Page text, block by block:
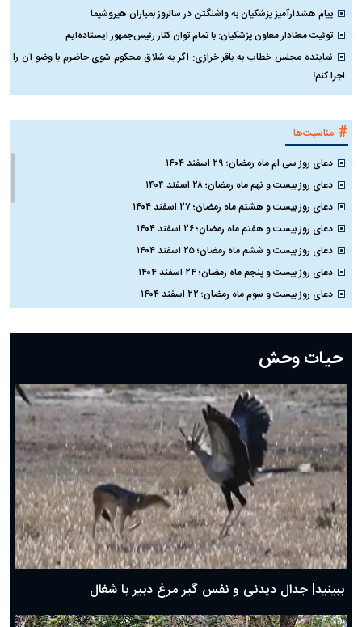
پیام هشدارآمیز پزشکیان به واشنگتن در سالروز بمباران هیروشیما
توئیت معنادار معاون پزشکیان: با تمام توان کنار رئیس‌جمهور ایستاده‌ایم
نماینده مجلس خطاب به باقر خرازی: اگر به شلاق محکوم شوی حاضرم با وضو آن را
اجرا کنم!
# مناسبت‌ها
دعای روز سی ام ماه رمضان؛ ۲۹ اسفند ۱۴۰۴
دعای روز بیست و نهم ماه رمضان؛ ۲۸ اسفند ۱۴۰۴
دعای روز بیست و هشتم ماه رمضان؛ ۲۷ اسفند ۱۴۰۴
دعای روز بیست و هفتم ماه رمضان؛ ۲۶ اسفند ۱۴۰۴
دعای روز بیست و ششم ماه رمضان؛ ۲۵ اسفند ۱۴۰۴
دعای روز بیست و پنجم ماه رمضان؛ ۲۴ اسفند ۱۴۰۴
دعای روز بیست و سوم ماه رمضان؛ ۲۲ اسفند ۱۴۰۴
دعای روز بیستم ماه رمضان؛ ۱۹ اسفند ۱۴۰۴
دعای روز هشتم ماه مبارک رمضان؛ ۷ اسفند ماه ۱۴۰۴
دعای روز هفتم ماه رمضان؛ ۶ اسفند ۱۴۰۴
دعای روز ششم ماه رمضان؛ ۵ اسفند ۱۴۰۴
دعای روز پنجم ماه رمضان؛ ۴ اسفند ۱۴۰۴
دعای روز چهارم ماه مبارک رمضان؛ ۳ اسفند ۱۴۰۴
دعای روز سوم ماه مبارک رمضان؛ ۱۴ اسفند ۱۴۰۴
دعای روز دوم ماه مبارک رمضان ۱ اسفند ماه ۱۴۰۴
دعای روز اول ماه مبارک رمضان، ۳۰ بهمن ۱۴۰۴
حضرت زینب(س) چگونه از دنیا رفت؟
بهترین پیامک تبریک روز پدر ۱۴۰۴؛ جملات زیبا و صمیمانه
حیات وحش
ببینید| جدال دیدنی و نفس گیر مرغ دبیر با شغال